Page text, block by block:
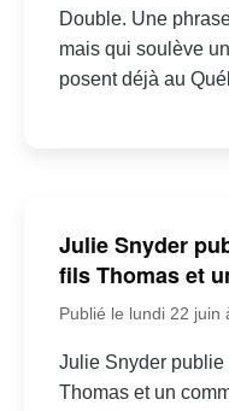
Double. Une
mais qui soulève
posent déjà au
Julie Snyder
fils Thomas et
Publié le lundi 22 juin
Julie Snyder
Thomas et un